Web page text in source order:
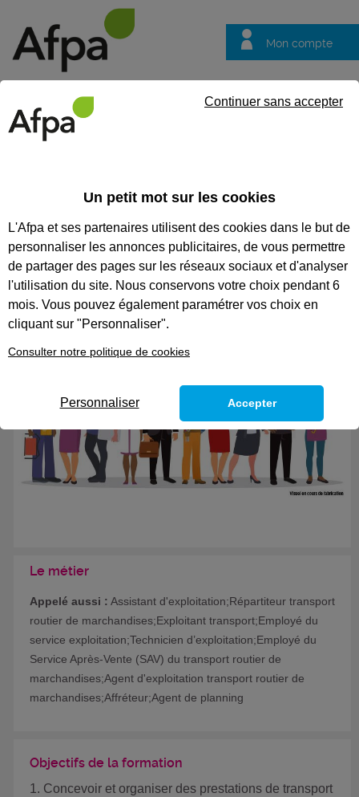
Mon compte
questions
CODES
EXPLOITANT EN TRANSPORT
ROUTIER DE MARCHANDISES
Le métier
Appelé aussi : Assistant d'exploitation;Répartiteur transport
routier de marchandises;Exploitant transport;Employé du
service exploitation;Technicien d’exploitation;Employé du
Service Après-Vente (SAV) du transport routier de
marchandises;Agent d'exploitation transport routier de
marchandises;Affréteur;Agent de planning
Objectifs de la formation
1. Concevoir et organiser des prestations de transport
Un petit mot sur les cookies
L'Afpa et ses partenaires utilisent des cookies dans le but de
personnaliser les annonces publicitaires, de vous permettre
de partager des pages sur les réseaux sociaux et d'analyser
l'utilisation du site. Nous conservons votre choix pendant 6
mois. Vous pouvez également paramétrer vos choix en
cliquant sur "Personnaliser".
Consulter notre politique de cookies
Continuer sans accepter
Personnaliser Accepter